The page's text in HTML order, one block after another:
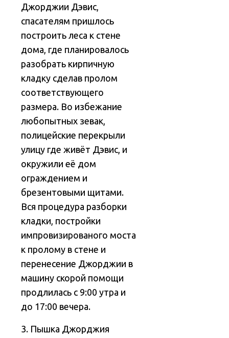
Джорджии Дэвис,
спасателям пришлось
построить леса к стене
дома, где планировалось
разобрать кирпичную
кладку сделав пролом
соответствующего
размера. Во избежание
любопытных зевак,
полицейские перекрыли
улицу где живёт Дэвис, и
окружили её дом
ограждением и
брезентовыми щитами.
Вся процедура разборки
кладки, постройки
импровизированого моста
к пролому в стене и
перенесение Джорджии в
машину скорой помощи
продлилась с 9:00 утра и
до 17:00 вечера.
3. Пышка Джорджия